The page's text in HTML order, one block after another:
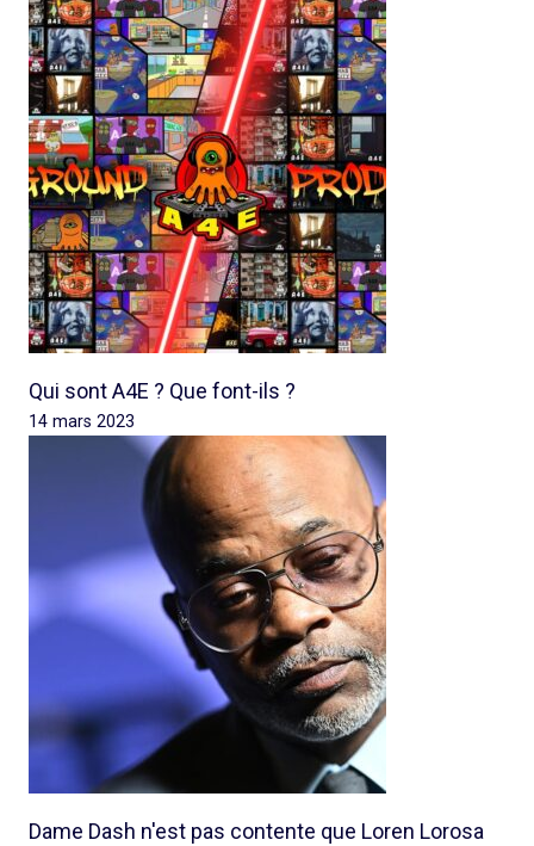
Qui sont A4E ? Que font-ils ?
14 mars 2023
Dame Dash n'est pas contente que Loren Lorosa